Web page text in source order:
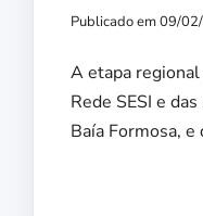
Publicado em 09/
A etapa
Rede SESI e
Baía Formosa,